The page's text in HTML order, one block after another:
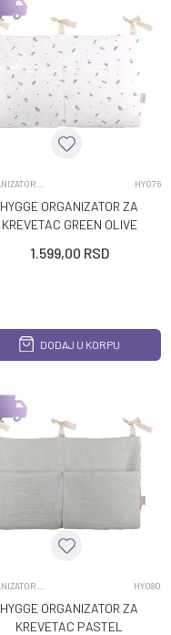
HY076
HYGGE ORGANIZATOR ZA
KREVETAC GREEN OLIVE
1.599,00 RSD
DODAJ U KORPU
HY080
HYGGE ORGANIZATOR ZA
KREVETAC PASTEL